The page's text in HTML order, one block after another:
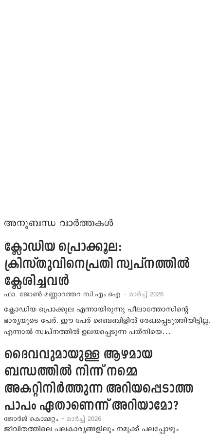
അനുബന്ധ വാർത്തകൾ
ക്ലോഡിയ പ്രൊക്കൂല:
ക്രിസ്തുവിനെപ്രതി സ്വപ്‌നത്തില്‍
ക്ലേശിച്ചവള്‍
ഫാ. ജോണ്‍ മണ്ണാറത്തറ സി.എം.ഐ - മാര്‍ച്ച് 2026
ക്ലോഡിയ പ്രൊക്കുല എന്നായിരുന്നു പീലാത്തോസിന്റെ
ഭാര്യയുടെ പേര്. ഈ പേര് ബൈബിളില്‍ രേഖപ്പെടുത്തിയിട്ടില്ല.
എന്നാല്‍ സ്വപ്‌നത്തില്‍ ഉലയപ്പെടുന്ന പത്‌നിയെ…
ദൈവവുമായുള്ള ആഴമായ
ബന്ധത്തില്‍ നിന്ന് നമ്മെ
അകറ്റിനിര്‍ത്തുന്ന അറിയപ്പെടാത്ത
പാപം ഏതാണെന്ന് അറിയാമോ?
ജോര്‍ജ് കൊമ്മറ്റം - മാര്‍ച്ച് 2026
ജീവിതത്തിലെ പലകാര്യങ്ങളിലും നമുക്ക് പലപ്പോഴും